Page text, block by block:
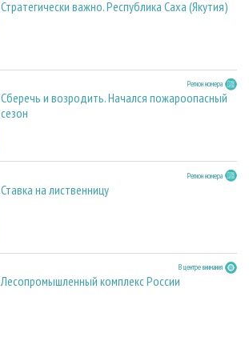
Стратегически важно. Республика Саха (Якутия)
Регион номера
Сберечь и возродить. Начался пожароопасный
сезон
Регион номера
Ставка на лиственницу
В центре внимания
Лесопромышленный комплекс России